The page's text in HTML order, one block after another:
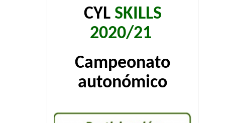
CYL SKILLS
2020/21
Campeonato
autonómico